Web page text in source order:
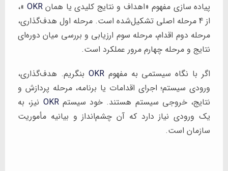
پیاده سازی مفهوم «اهداف و نتایج کلیدی یا همانOKR »،
از 4 مرحله اصلی تشکیل‌شده است. مرحله اول هدف‌گذاری،
مرحله دوم اقدام، مرحله سوم ارزیابی و بررسی میان دوره‌ای
نتایج و مرحله چهارم مرور عملکرد است.
اگر با نگاه سیستمی به مفهومOKR بنگریم. هدف‌گذاری،
ورودی سیستم؛ اجرای اقدامات یا برنامه، مرحله پردازش و
نتایج، خروجی سیستم هستند. خود سیستمOKR نیز، به
یک ورودی نیاز دارد که آن چشم‌انداز و بیانیه مأموریت
سازمان است.